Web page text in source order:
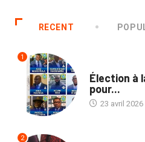
RECENT
1
Élection à
pour...
23 avril 2026
2